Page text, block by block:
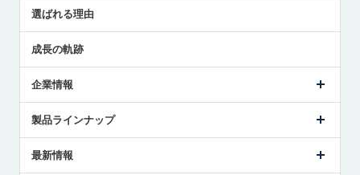
解決策提案
選ばれる理由
成長の軌跡
企業情報
ごあいさつ
受賞履歴
製品ラインナップ
ツールセッタ製品
最新情報